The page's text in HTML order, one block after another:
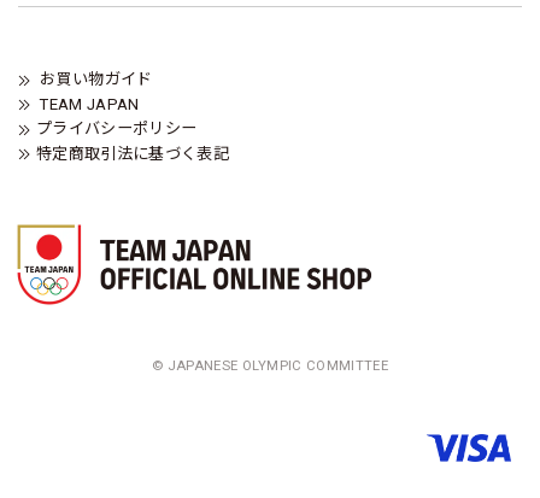
お買い物ガイド
TEAM JAPAN
プライバシーポリシー
特定商取引法に基づく表記
© JAPANESE OLYMPIC COMMITTEE